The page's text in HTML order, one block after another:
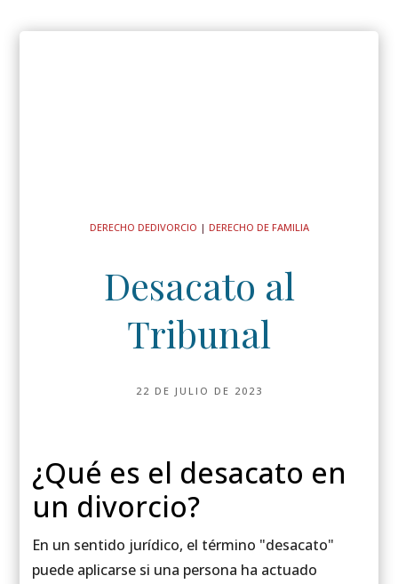
DERECHO DEDIVORCIO | DERECHO DE FAMILIA
Desacato al
Tribunal
22 DE JULIO DE 2023
¿Qué es el desacato en
un divorcio?
En un sentido jurídico, el término "desacato"
puede aplicarse si una persona ha actuado